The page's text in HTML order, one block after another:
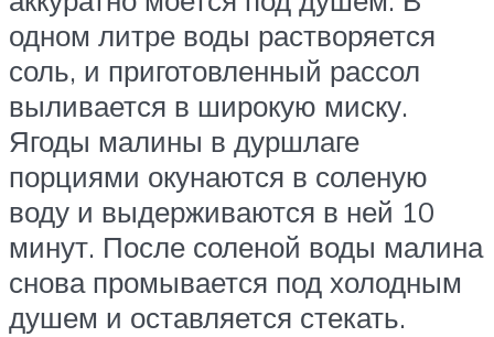
одном литре воды растворяется
соль, и приготовленный рассол
выливается в широкую миску.
Ягоды малины в дуршлаге
порциями окунаются в соленую
воду и выдерживаются в ней 10
минут. После соленой воды малина
снова промывается под холодным
душем и оставляется стекать.